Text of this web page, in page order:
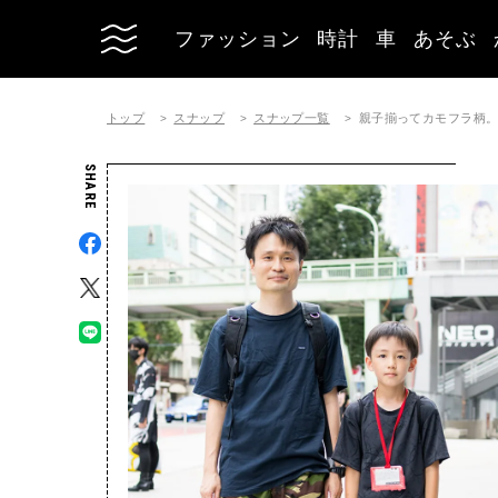
ファッション 時計 車 あそぶ
トップ スナップ スナップ一覧 親子揃ってカモフラ柄
SHARE